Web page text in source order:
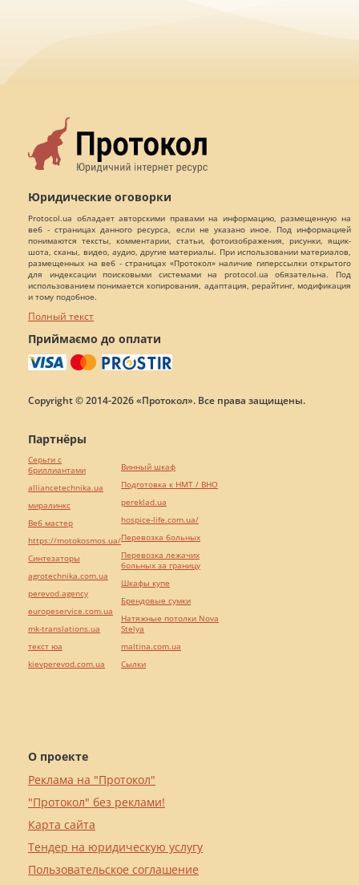
Юридические оговорки
Protocol.ua обладает авторскими правами на информацию, размещенную на
веб - страницах данного ресурса, если не указано иное. Под информацией
понимаются тексты, комментарии, статьи, фотоизображения, рисунки, ящик-
шота, сканы, видео, аудио, другие материалы. При использовании материалов,
размещенных на веб - страницах «Протокол» наличие гиперссылки открытого
для индексации поисковыми системами на protocol.ua обязательна. Под
использованием понимается копирования, адаптация, рерайтинг, модификация
и тому подобное.
Полный текст
Приймаємо до оплати
Copyright © 2014-2026 «Протокол». Все права защищены.
О проекте
Реклама на "Протокол"
"Протокол" без реклами!
Карта сайта
Тендер на юридическую услугу
Пользовательское соглашение
Партнёры
Серьги с
бриллиантами
alliancetechnika.ua
миралинкс
Веб мастер
https://motokosmos.ua/
Синтезаторы
agrotechnika.com.ua
perevod.agency
europeservice.com.ua
mk-translations.ua
текст юа
kievperevod.com.ua
Винный шкаф
Подготовка к НМТ / ВНО
pereklad.ua
hospice-life.com.ua/
Перевозка больных
Перевозка лежачих
больных за границу
Шкафы купе
Брендовые сумки
Натяжные потолки Nova
Stelya
maltina.com.ua
Cылки